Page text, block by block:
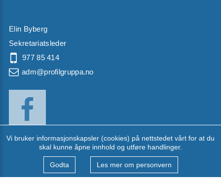
Elin Byberg
Sekretariatsleder
977 85 414
adm@profilgruppa.no
Vi bruker informasjonskapsler (cookies) på nettstedet vårt for at du
skal kunne åpne innhold og utføre handlinger.
Godta Les mer om personvern